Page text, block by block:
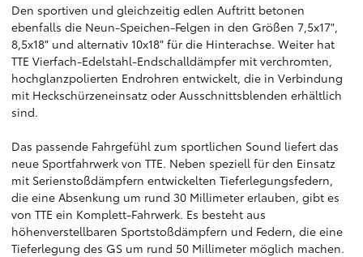
Den sportiven und gleichzeitig edlen Auftritt betonen
ebenfalls die Neun-Speichen-Felgen in den Größen 7,5x17",
8,5x18" und alternativ 10x18" für die Hinterachse. Weiter hat
TTE Vierfach-Edelstahl-Endschalldämpfer mit verchromten,
hochglanzpolierten Endrohren entwickelt, die in Verbindung
mit Heckschürzeneinsatz oder Ausschnittsblenden erhältlich
sind.
Das passende Fahrgefühl zum sportlichen Sound liefert das
neue Sportfahrwerk von TTE. Neben speziell für den Einsatz
mit Serienstoßdämpfern entwickelten Tieferlegungsfedern,
die eine Absenkung um rund 30 Millimeter erlauben, gibt es
von TTE ein Komplett-Fahrwerk. Es besteht aus
höhenverstellbaren Sportstoßdämpfern und Federn, die eine
Tieferlegung des GS um rund 50 Millimeter möglich machen.